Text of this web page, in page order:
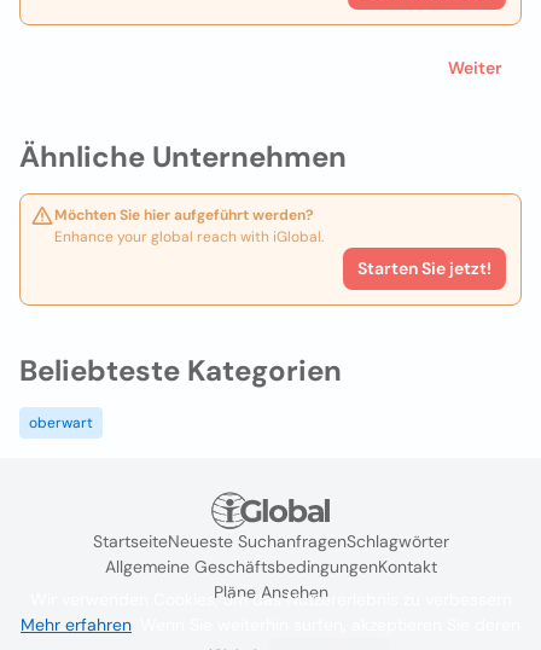
Ähnliche Unternehmen
Möchten Sie hier aufgeführt werden?
Enhance your global reach with iGlobal.
Starten Sie jetzt!
Weiter
Beliebteste Kategorien
oberwart
StartseiteNeueste SuchanfragenSchlagwörter
Allgemeine GeschäftsbedingungenKontakt
Pläne Ansehen
Wir verwenden Cookies, um das Nutzererlebnis zu verbessern
Mehr erfahren